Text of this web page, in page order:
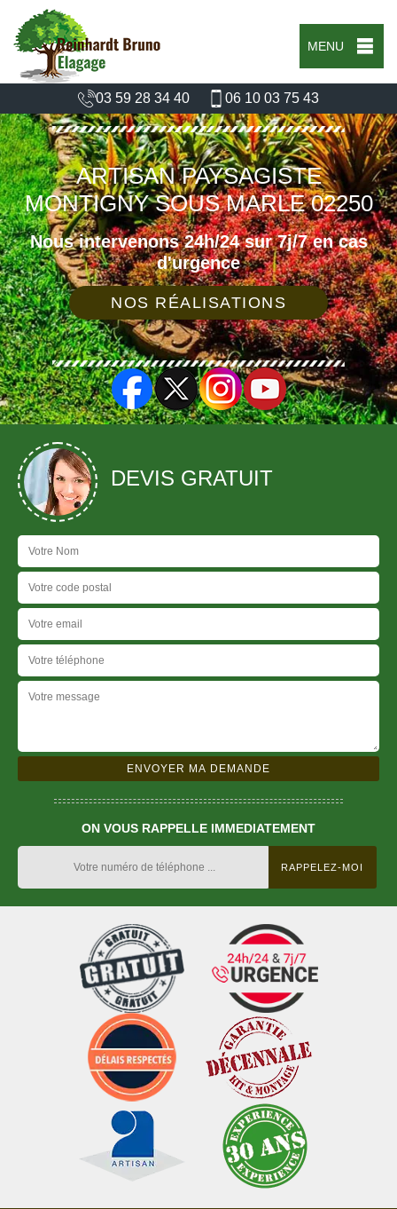
MENU
03 59 28 34 40 06 10 03 75 43
ARTISAN PAYSAGISTE
MONTIGNY SOUS MARLE 02250
Nous intervenons 24h/24 sur 7j/7 en cas
d'urgence
NOS RÉALISATIONS
DEVIS GRATUIT
ON VOUS RAPPELLE IMMEDIATEMENT